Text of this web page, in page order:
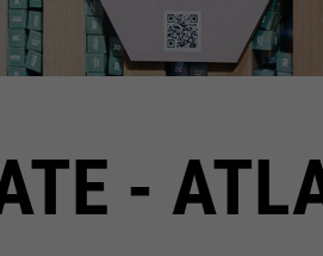
-